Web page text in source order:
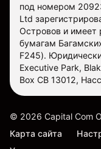
под номером
Ltd
Островов и имеет
бумагам
F245).
Executive Park,
Box CB 13012,
© 2026 Capital Com
Карта сайта